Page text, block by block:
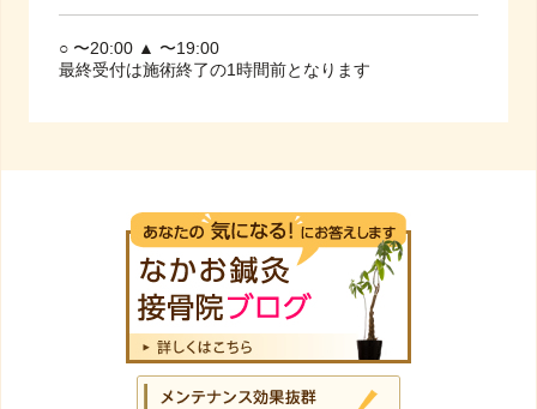
○ 〜20:00 ▲ 〜19:00
最終受付は施術終了の1時間前となります